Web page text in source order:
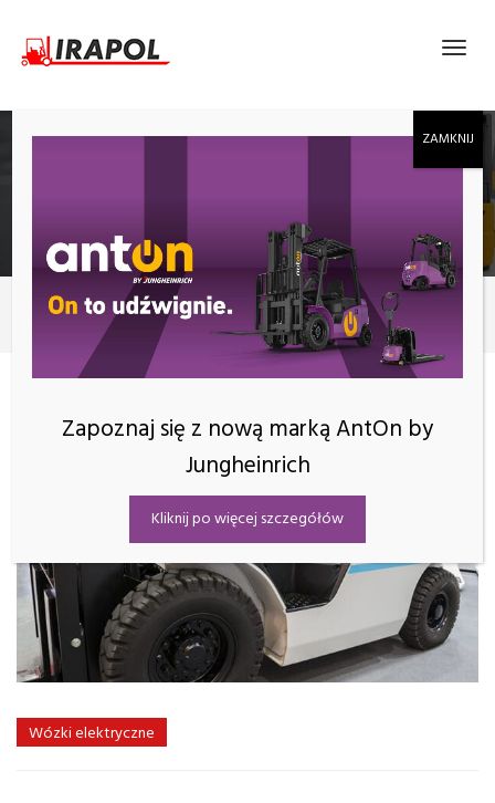
2020 październik
Miesiąc:październik 2020
Wózki elektryczne
Zapoznaj się z nową marką AntOn by
Jungheinrich
Kliknij po więcej szczegółów